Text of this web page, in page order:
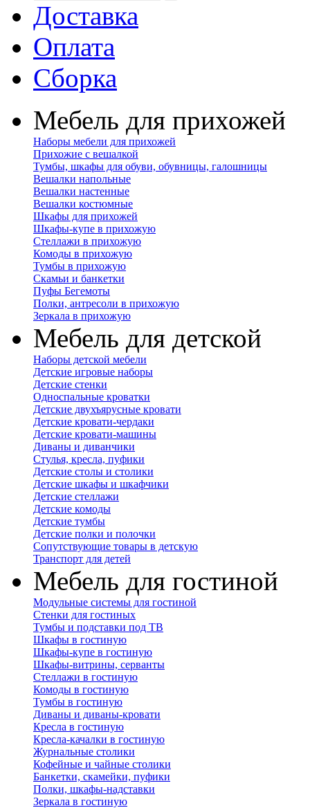
Доставка
Оплата
Сборка
Мебель для прихожей
Наборы мебели для прихожей
Прихожие с вешалкой
Тумбы, шкафы для обуви, обувницы, галошницы
Вешалки напольные
Вешалки настенные
Вешалки костюмные
Шкафы для прихожей
Шкафы-купе в прихожую
Стеллажи в прихожую
Комоды в прихожую
Тумбы в прихожую
Скамьи и банкетки
Пуфы Бегемоты
Полки, антресоли в прихожую
Зеркала в прихожую
Мебель для детской
Наборы детской мебели
Детские игровые наборы
Детские стенки
Односпальные кроватки
Детские двухъярусные кровати
Детские кровати-чердаки
Детские кровати-машины
Диваны и диванчики
Стулья, кресла, пуфики
Детские столы и столики
Детские шкафы и шкафчики
Детские стеллажи
Детские комоды
Детские тумбы
Детские полки и полочки
Сопутствующие товары в детскую
Транспорт для детей
Мебель для гостиной
Модульные системы для гостиной
Стенки для гостиных
Тумбы и подставки под ТВ
Шкафы в гостиную
Шкафы-купе в гостиную
Шкафы-витрины, серванты
Стеллажи в гостиную
Комоды в гостиную
Тумбы в гостиную
Диваны и диваны-кровати
Кресла в гостиную
Кресла-качалки в гостиную
Журнальные столики
Кофейные и чайные столики
Банкетки, скамейки, пуфики
Полки, шкафы-надставки
Зеркала в гостиную